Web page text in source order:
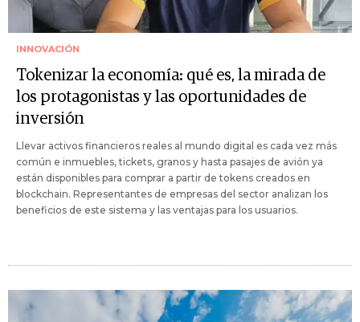
INNOVACIÓN
Tokenizar la economía: qué es, la mirada de
los protagonistas y las oportunidades de
inversión
Llevar activos financieros reales al mundo digital es cada vez más
común e inmuebles, tickets, granos y hasta pasajes de avión ya
están disponibles para comprar a partir de tokens creados en
blockchain. Representantes de empresas del sector analizan los
beneficios de este sistema y las ventajas para los usuarios.